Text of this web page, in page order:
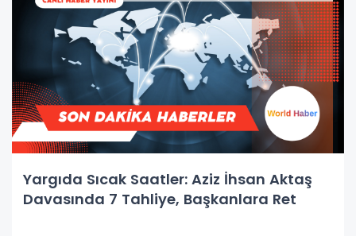
Yargıda Sıcak Saatler: Aziz İhsan Aktaş
Davasında 7 Tahliye, Başkanlara Ret